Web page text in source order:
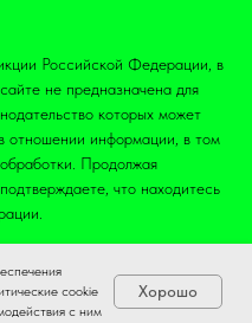
Российской Федерации, в
не предназначена для
которых может
отношении информации, в том
Продолжая
что находитесь
cookie
с ним
Хорошо